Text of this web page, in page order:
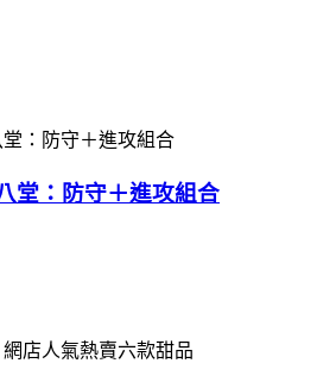
堂：防守＋進攻組合